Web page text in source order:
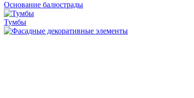
Основание балюстрады
Тумбы